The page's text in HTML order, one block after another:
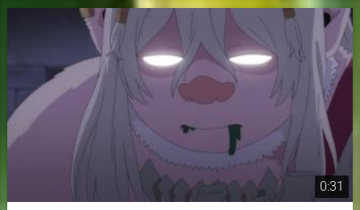
0:31